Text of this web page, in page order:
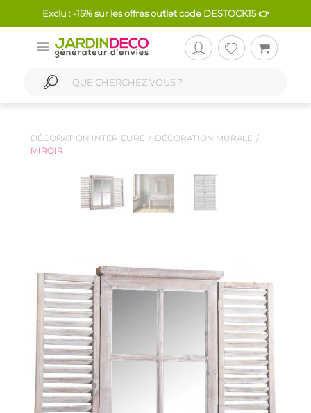
Exclu : -15% sur les offres outlet code DESTOCK15 👉
DÉCORATION INTÉRIEURE
DÉCORATION MURALE
MIROIR